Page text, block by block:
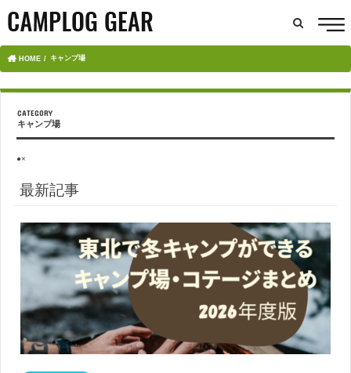
HOME キャンプ場
キャンプ場
●×
最新記事